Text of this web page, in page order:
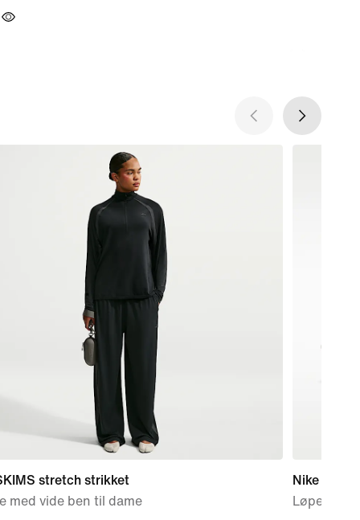
stretch strikket
med vide ben til dame
Nike
Løpesko